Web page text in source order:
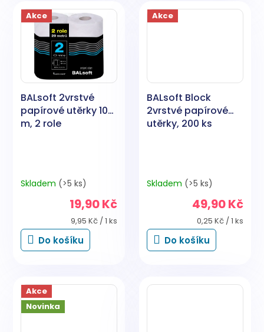
Akce
BALsoft 2vrstvé
papírové utěrky 10
m, 2 role
Skladem (>5 ks)
19,90 Kč
Měrná
cena:
9,95 Kč / 1 ks
Do košíku
Akce
BALsoft Block
2vrstvé papírové
utěrky, 200 ks
Skladem (>5 ks)
49,90 Kč
Měrná
cena:
0,25 Kč / 1 ks
Do košíku
Akce
Novinka